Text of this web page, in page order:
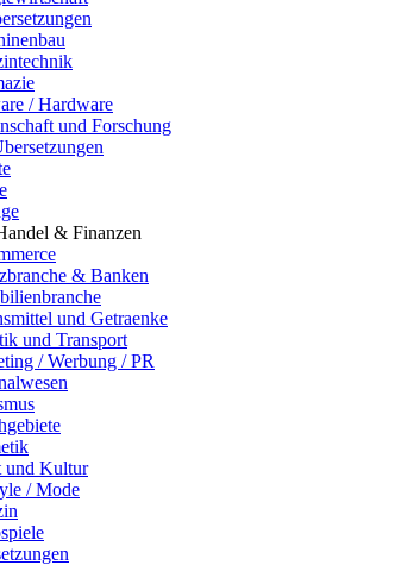
/ Hardware
und Forschung
& Finanzen
& Banken
und Getraenke
und Transport
/ Werbung / PR
und Kultur
/ Mode